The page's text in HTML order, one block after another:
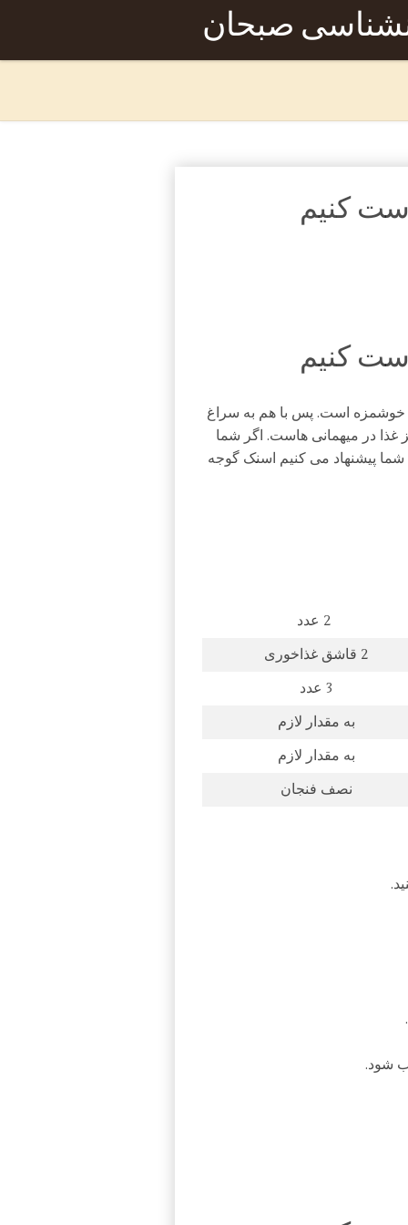
صبحان
کنیم
کنیم
خوشمزه است. پس با هم به سراغ
در میهمانی هاست. اگر شما
پیشنهاد می کنیم اسنک گوجه
2 قاشق غذاخوری
3 عدد
به مقدار لازم
به مقدار لازم
نصف فنجان
شود.